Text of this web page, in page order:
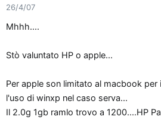
26/4/07
Mhhh....
Stò valuntato HP o apple...
Per apple son limitato al macbook
l'uso di winxp nel caso serva...
Il 2.0g 1gb ramlo trovo a 1200....HP